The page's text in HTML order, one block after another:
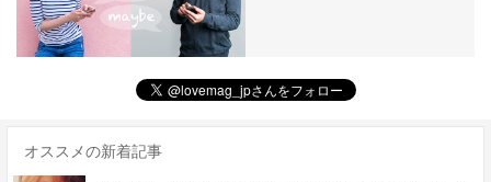
オススメの新着記事